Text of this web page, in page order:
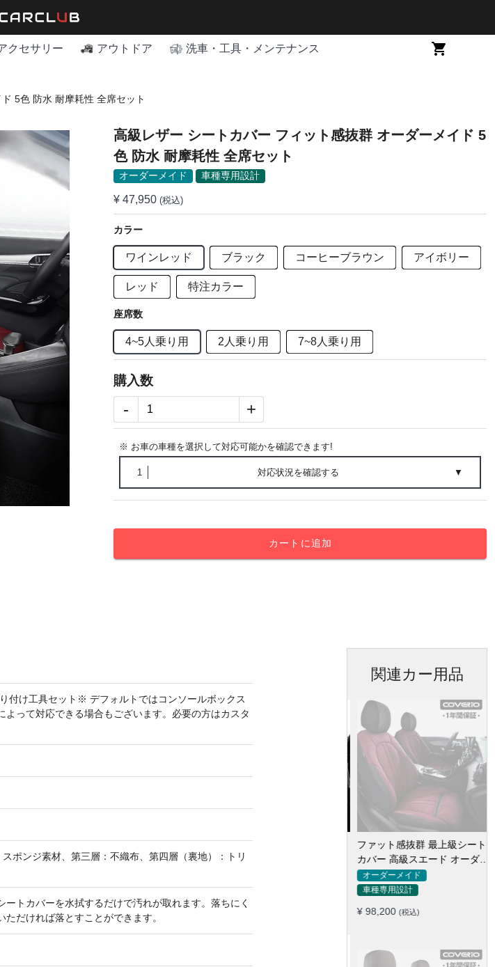
クセサリー アウトドア 洗車・工具・メンテナンス
5色 防水 耐摩耗性 全席セット
高級レザー シートカバー フィット感抜群 オーダーメイド 5
色 防水 耐摩耗性 全席セット
オーダーメイド 車種専用設計
¥ 47,950 (税込)
カラー
ワインレッド ブラック コーヒーブラウン アイボリー
レッド 特注カラー
座席数
4~5人乗り用 2人乗り用 7~8人乗り用
購入数
- +
※ お車の車種を選択して対応可能かを確認できます!
1 対応状況を確認する ▼
カートに追加
付け工具セット※ デフォルトではコンソールボックス
って対応できる場合もございます。必要の方はカスタ
ポンジ素材、第三層：不織布、第四層（裏地）：トリ
トカバーを水拭するだけで汚れが取れます。落ちにく
だければ落とすことができます。
関連カー用品
ファット感抜群 最上級シート
カバー 高級スエード オーダー
メイド防水仕様 全席セット
オーダーメイド
車種専用設計
¥ 98,200 (税込)